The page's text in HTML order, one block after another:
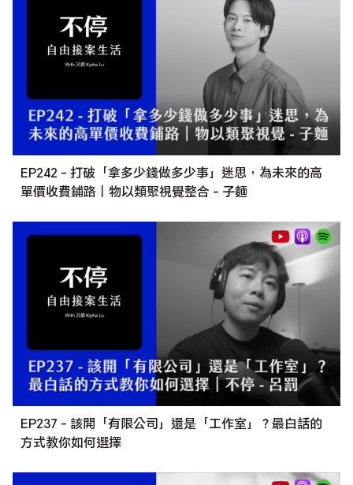
EP242 - 打破「拿多少錢做多少事」迷思，為未來的高
單價收費鋪路｜物以類聚視覺整合 - 子麵
EP237 - 該開「有限公司」還是「工作室」？最白話的
方式教你如何選擇